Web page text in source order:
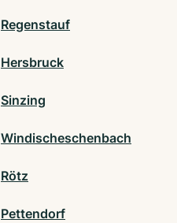
Regenstauf
Hersbruck
Sinzing
Windischeschenbach
Rötz
Pettendorf